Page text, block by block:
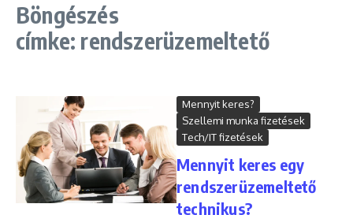
Böngészés
címke: rendszerüzemeltető
Mennyit keres?
Szellemi munka fizetések
Tech/IT fizetések
Mennyit keres egy
rendszerüzemeltető
technikus?